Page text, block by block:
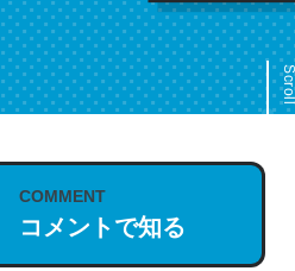
COMMENT
コメントで知る
これは名文。彼はとてもクレバ
う。英語少しでも読める人は原